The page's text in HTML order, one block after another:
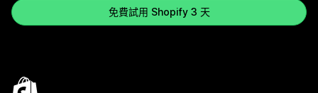
免費試用 Shopify 3 天